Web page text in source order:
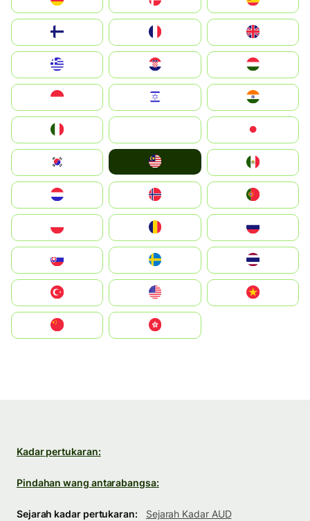
United Kingdom
Magyarország
South Korea
United States
中國香港特別行政區
Kadar pertukaran:
Pindahan wang antarabangsa:
Sejarah kadar pertukaran:
Sejarah Kadar AUD